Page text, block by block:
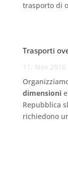
trasporto di
Trasporti
11. Nov 2016
dimensioni
Repubblica
richiedono